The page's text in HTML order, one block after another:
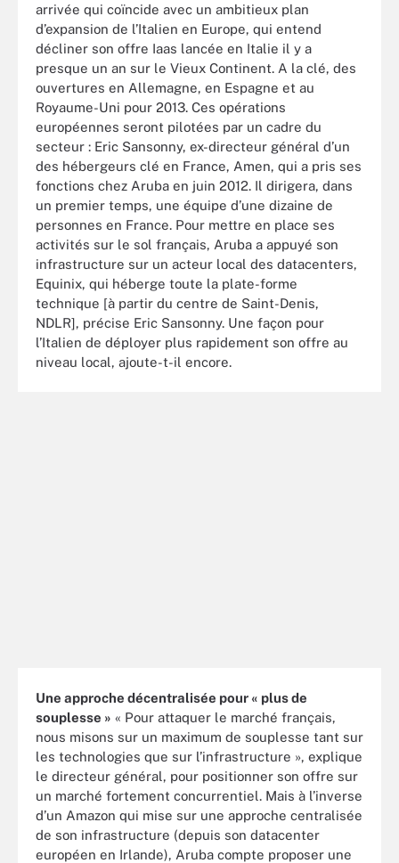
arrivée qui coïncide avec un ambitieux plan
d’expansion de l’Italien en Europe, qui entend
décliner son offre Iaas lancée en Italie il y a
presque un an sur le Vieux Continent. A la clé, des
ouvertures en Allemagne, en Espagne et au
Royaume-Uni pour 2013. Ces opérations
européennes seront pilotées par un cadre du
secteur : Eric Sansonny, ex-directeur général d’un
des hébergeurs clé en France, Amen, qui a pris ses
fonctions chez Aruba en juin 2012. Il dirigera, dans
un premier temps, une équipe d’une dizaine de
personnes en France. Pour mettre en place ses
activités sur le sol français, Aruba a appuyé son
infrastructure sur un acteur local des datacenters,
Equinix, qui héberge toute la plate-forme
technique [à partir du centre de Saint-Denis,
NDLR], précise Eric Sansonny. Une façon pour
l’Italien de déployer plus rapidement son offre au
niveau local, ajoute-t-il encore.
Une approche décentralisée pour « plus de
souplesse » « Pour attaquer le marché français,
nous misons sur un maximum de souplesse tant sur
les technologies que sur l’infrastructure », explique
le directeur général, pour positionner son offre sur
un marché fortement concurrentiel. Mais à l’inverse
d’un Amazon qui mise sur une approche centralisée
de son infrastructure (depuis son datacenter
européen en Irlande), Aruba compte proposer une